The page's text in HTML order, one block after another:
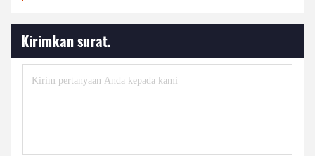
Kirimkan surat.